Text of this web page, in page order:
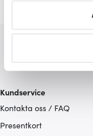
Ta reda på mer om
Du kan ändra eller
ska anpassas efter
gör också att vi kan
som du vill dela med
Kundservice
Kontakta oss / FAQ
Presentkort